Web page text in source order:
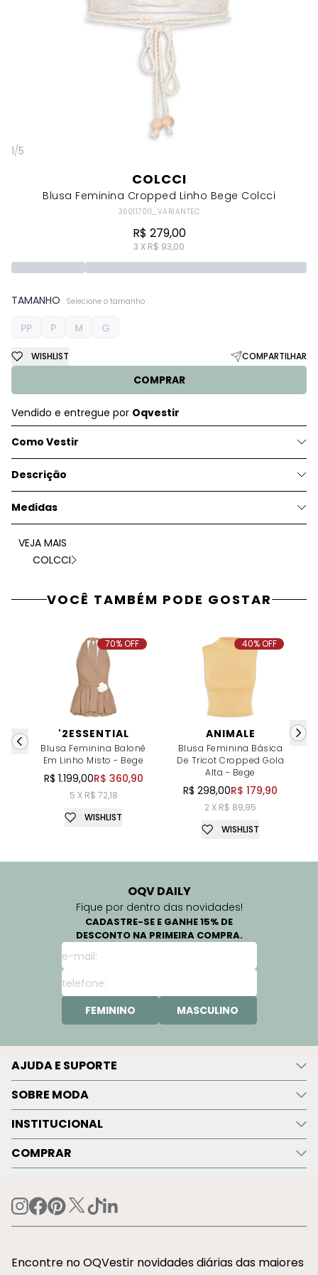
1/5
COLCCI
Blusa Feminina Cropped Linho Bege Colcci
360117011_VARIANTEC
R$ 279,00
3 X R$ 93,00
TAMANHO Selecione o tamanho
PP P M G
COMPRAR
WISHLIST COMPARTILHAR
Vendido e entregue por Oqvestir
Como Vestir
Descrição
Medidas
VEJA MAIS
COLCCI
VOCÊ TAMBÉM PODE GOSTAR
'2ESSENTIAL
Blusa Feminina Balonê
Em Linho Misto - Bege
R$ 1.199,00R$ 360,90
5 X R$ 72,18
70% OFF
WISHLIST
ANIMALE
Blusa Feminina Básica
De Tricot Cropped Gola
Alta - Bege
R$ 298,00R$ 179,90
2 X R$ 89,95
40% OFF
WISHLIST
OQV DAILY
Fique por dentro das novidades!
CADASTRE-SE E GANHE 15% DE
DESCONTO NA PRIMEIRA COMPRA.
FEMININO MASCULINO
AJUDA E SUPORTE
SOBRE MODA
INSTITUCIONAL
COMPRAR
Encontre no OQVestir novidades diárias das maiores